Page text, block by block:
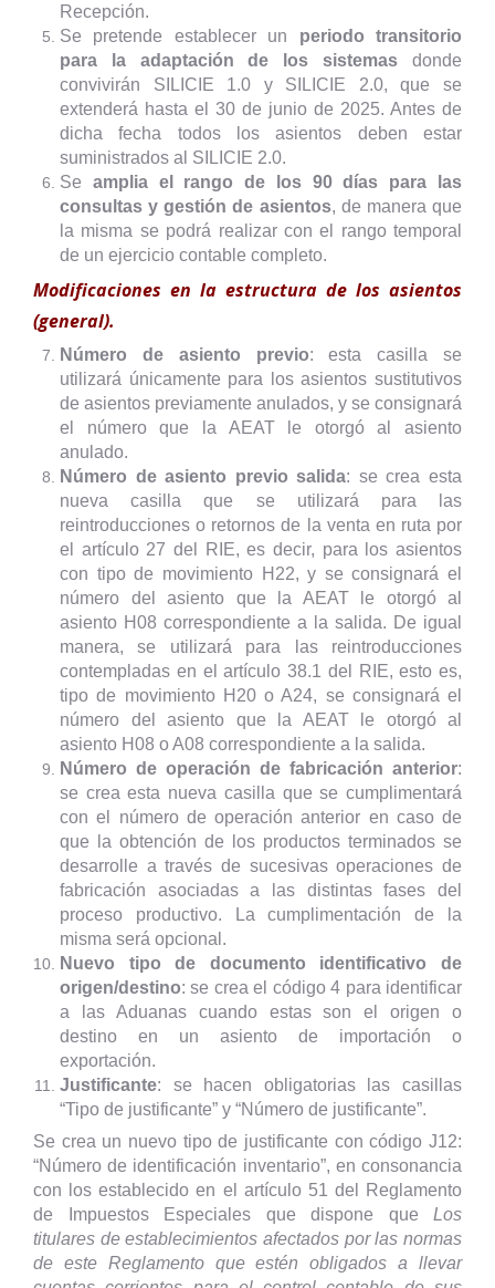
Recepción.
Se pretende establecer un periodo transitorio
para la adaptación de los sistemas donde
convivirán SILICIE 1.0 y SILICIE 2.0, que se
extenderá hasta el 30 de junio de 2025. Antes de
dicha fecha todos los asientos deben estar
suministrados al SILICIE 2.0.
Se amplia el rango de los 90 días para las
consultas y gestión de asientos, de manera que
la misma se podrá realizar con el rango temporal
de un ejercicio contable completo.
Modificaciones en la estructura de los asientos
(general).
Número de asiento previo: esta casilla se
utilizará únicamente para los asientos sustitutivos
de asientos previamente anulados, y se consignará
el número que la AEAT le otorgó al asiento
anulado.
Número de asiento previo salida: se crea esta
nueva casilla que se utilizará para las
reintroducciones o retornos de la venta en ruta por
el artículo 27 del RIE, es decir, para los asientos
con tipo de movimiento H22, y se consignará el
número del asiento que la AEAT le otorgó al
asiento H08 correspondiente a la salida. De igual
manera, se utilizará para las reintroducciones
contempladas en el artículo 38.1 del RIE, esto es,
tipo de movimiento H20 o A24, se consignará el
número del asiento que la AEAT le otorgó al
asiento H08 o A08 correspondiente a la salida.
Número de operación de fabricación anterior:
se crea esta nueva casilla que se cumplimentará
con el número de operación anterior en caso de
que la obtención de los productos terminados se
desarrolle a través de sucesivas operaciones de
fabricación asociadas a las distintas fases del
proceso productivo. La cumplimentación de la
misma será opcional.
Nuevo tipo de documento identificativo de
origen/destino: se crea el código 4 para identificar
a las Aduanas cuando estas son el origen o
destino en un asiento de importación o
exportación.
Justificante: se hacen obligatorias las casillas
“Tipo de justificante” y “Número de justificante”.
Se crea un nuevo tipo de justificante con código J12:
“Número de identificación inventario”, en consonancia
con los establecido en el artículo 51 del Reglamento
de Impuestos Especiales que dispone que Los
titulares de establecimientos afectados por las normas
de este Reglamento que estén obligados a llevar